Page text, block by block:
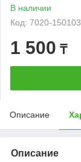
В наличии
Код: 7020-150103
1 500 ₸
Описание
Описание